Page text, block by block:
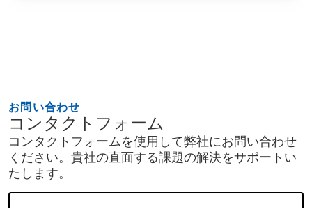
お問い合わせ
コンタクトフォーム
コンタクトフォームを使用して弊社にお問い合わせ
ください。貴社の直面する課題の解決をサポートい
たします。